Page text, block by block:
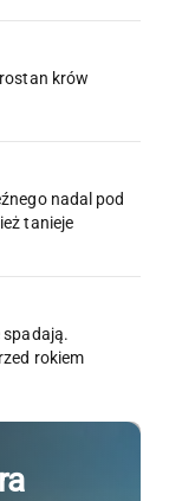
krów
nadal pod
tanieje
spadają.
rokiem